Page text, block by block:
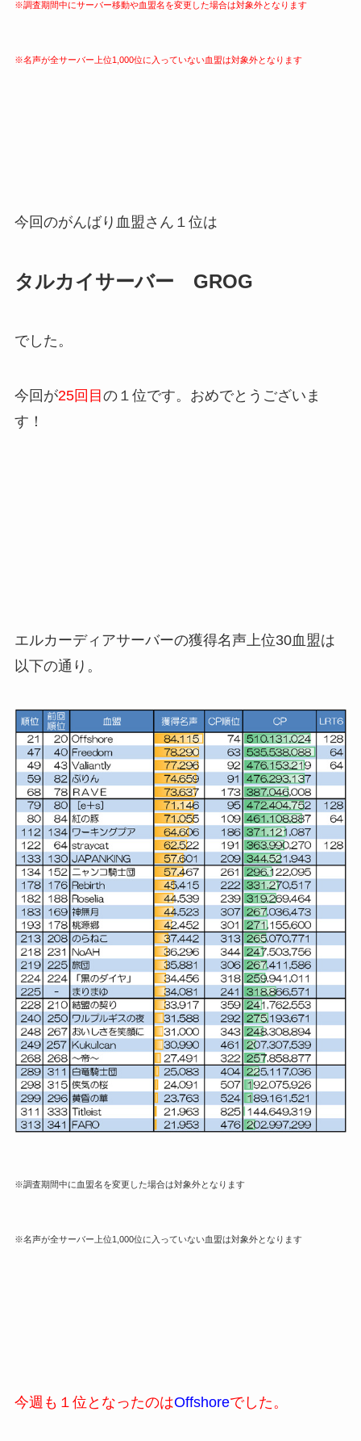
※調査期間中にサーバー移動や血盟名を変更した場合は対象外となります
※名声が全サーバー上位1,000位に入っていない血盟は対象外となります
今回のがんばり血盟さん１位は
タルカイサーバー GROG
でした。
今回が25回目の１位です。おめでとうございま
す！
エルカーディアサーバーの獲得名声上位30血盟は
以下の通り。
※調査期間中に血盟名を変更した場合は対象外となります
※名声が全サーバー上位1,000位に入っていない血盟は対象外となります
今週も１位となったのはOffshoreでした。